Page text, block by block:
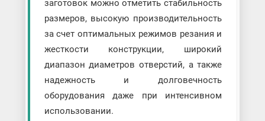
заготовок можно отметить стабильность
размеров, высокую производительность
за счет оптимальных режимов резания и
жесткости конструкции, широкий
диапазон диаметров отверстий, а также
надежность и долговечность
оборудования даже при интенсивном
использовании.